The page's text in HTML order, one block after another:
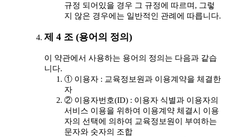
규정 되어있을 경우 그 규정에 따르며, 그렇
지 않은 경우에는 일반적인 관례에 따릅니다.
제 4 조 (용어의 정의)
이 약관에서 사용하는 용어의 정의는 다음과 같습
니다.
① 이용자 : 교육정보원과 이용계약을 체결한
자
② 이용자번호(ID) : 이용자 식별과 이용자의
서비스 이용을 위하여 이용계약 체결시 이용
자의 선택에 의하여 교육정보원이 부여하는
문자와 숫자의 조합